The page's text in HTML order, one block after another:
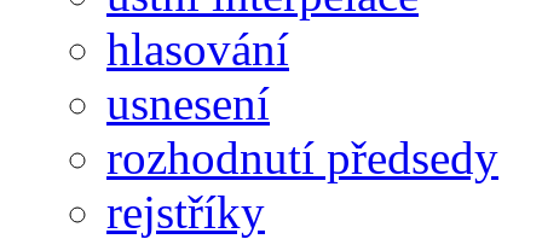
hlasování
usnesení
rozhodnutí předsedy
rejstříky